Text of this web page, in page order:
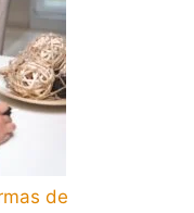
de